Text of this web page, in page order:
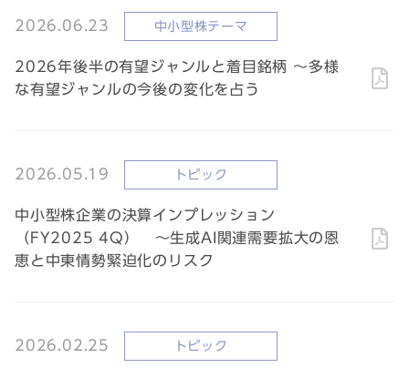
2026.06.23 中小型株テーマ
2026年後半の有望ジャンルと着目銘柄 ～多様
な有望ジャンルの今後の変化を占う
2026.05.19 トピック
中小型株企業の決算インプレッション
（FY2025 4Q） ～生成AI関連需要拡大の恩
恵と中東情勢緊迫化のリスク
2026.02.25 トピック